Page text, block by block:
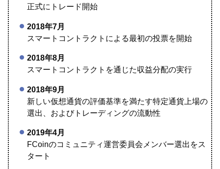
正式にトレード開始
2018年7月
スマートコントラクトによる最初の投票を開始
2018年8月
スマートコントラクトを通じた収益分配の実行
2018年9月
新しい仮想通貨の評価基準を満たす特定通貨上場の
選出、およびトレーディングの流動性
2019年4月
FCoinのコミュニティ運営委員会メンバー選出をス
タート